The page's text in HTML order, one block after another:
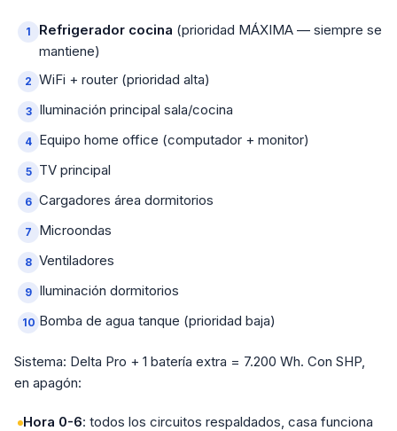
Refrigerador cocina (prioridad MÁXIMA — siempre se
mantiene)
WiFi + router (prioridad alta)
Iluminación principal sala/cocina
Equipo home office (computador + monitor)
TV principal
Cargadores área dormitorios
Microondas
Ventiladores
Iluminación dormitorios
Bomba de agua tanque (prioridad baja)
Sistema: Delta Pro + 1 batería extra = 7.200 Wh. Con SHP,
en apagón:
Hora 0-6: todos los circuitos respaldados, casa funciona